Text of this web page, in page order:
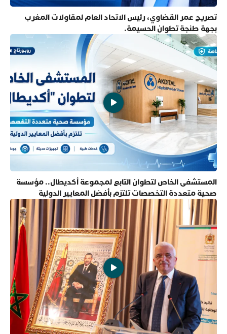
تصريح عمر القضاوي، رئيس الاتحاد العام لمقاولات المغرب
بجهة طنجة تطوان الحسيمة.
المستشفى الخاص لتطوان التابع لمجموعة أكديطال.. مؤسسة
صحية متعددة التخصصات تلتزم بأفضل المعايير الدولية